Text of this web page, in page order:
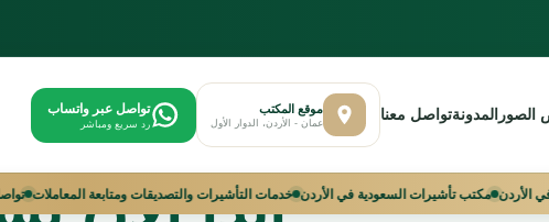
الصور المدونةتواصل معنا موقع المكتب
عمان - الأردن، الدوار الأول
تواصل عبر واتساب
رد سريع ومباشر
تأشيرات السعودية في الأردن مكتب تأشيرات السعودية في الأردن خدمات التأشيرات والتصديقات
الوثائق من